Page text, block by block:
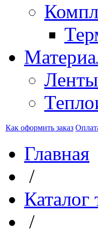
Как оформить заказ
Главная
/
Каталог
/